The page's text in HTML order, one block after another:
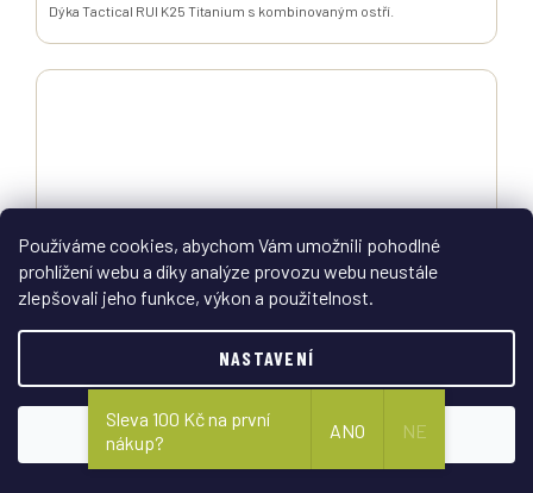
Používáme cookies, abychom Vám umožnili pohodlné
prohlížení webu a díky analýze provozu webu neustále
zlepšovali jeho funkce, výkon a použitelnost.
NASTAVENÍ
SOUHLASÍM
Dýka Tactical RUI K25 Titanium s kombinovaným ostří.
Lovecký nůž SKAUT dýka s koženým pouzdrem 375-
Sleva 100 Kč na první
nákup?
ANO NE